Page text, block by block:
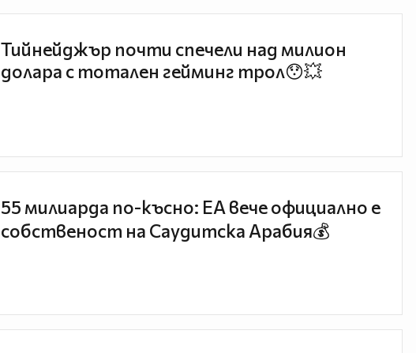
Тийнейджър почти спечели над милион
долара с тотален гейминг трол😯💥
55 милиарда по-късно: EA вече официално е
собственост на Саудитска Арабия💰